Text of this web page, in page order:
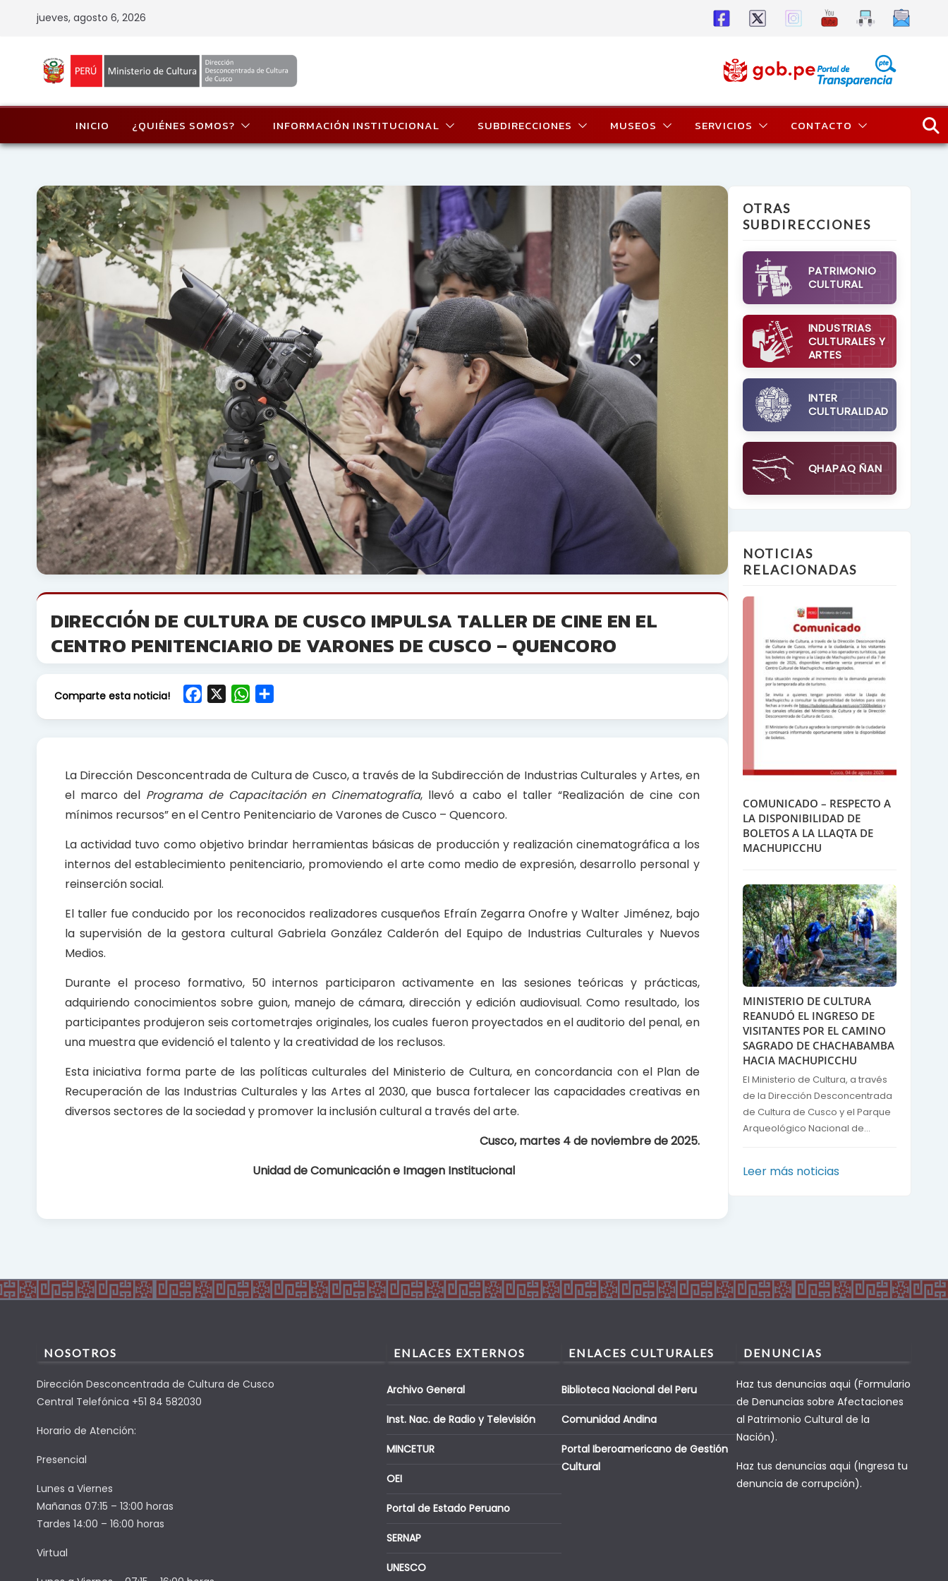
jueves, agosto 6, 2026
INICIO ¿QUIÉNES SOMOS? INFORMACIÓN INSTITUCIONAL SUBDIRECCIONES MUSEOS SERVICIOS CONTACTO
DIRECCIÓN DE CULTURA DE CUSCO IMPULSA TALLER DE CINE EN EL
CENTRO PENITENCIARIO DE VARONES DE CUSCO – QUENCORO
Comparte esta noticia!
k
W
p
p
La Dirección Desconcentrada de Cultura de Cusco, a través de la Subdirección de Industrias Culturales y Artes, en
el marco del Programa de Capacitación en Cinematografía, llevó a cabo el taller “Realización de cine con
mínimos recursos” en el Centro Penitenciario de Varones de Cusco – Quencoro.
La actividad tuvo como objetivo brindar herramientas básicas de producción y realización cinematográfica a los
internos del establecimiento penitenciario, promoviendo el arte como medio de expresión, desarrollo personal y
reinserción social.
El taller fue conducido por los reconocidos realizadores cusqueños Efraín Zegarra Onofre y Walter Jiménez, bajo
la supervisión de la gestora cultural Gabriela González Calderón del Equipo de Industrias Culturales y Nuevos
Medios.
Durante el proceso formativo, 50 internos participaron activamente en las sesiones teóricas y prácticas,
adquiriendo conocimientos sobre guion, manejo de cámara, dirección y edición audiovisual. Como resultado, los
participantes produjeron seis cortometrajes originales, los cuales fueron proyectados en el auditorio del penal, en
una muestra que evidenció el talento y la creatividad de los reclusos.
Esta iniciativa forma parte de las políticas culturales del Ministerio de Cultura, en concordancia con el Plan de
Recuperación de las Industrias Culturales y las Artes al 2030, que busca fortalecer las capacidades creativas en
diversos sectores de la sociedad y promover la inclusión cultural a través del arte.
Cusco, martes 4 de noviembre de 2025.
Unidad de Comunicación e Imagen Institucional
OTRAS
SUBDIRECCIONES
PATRIMONIO
CULTURAL
INDUSTRIAS
CULTURALES Y
ARTES
INTER
CULTURALIDAD
QHAPAQ ÑAN
NOTICIAS
RELACIONADAS
COMUNICADO – RESPECTO A
LA DISPONIBILIDAD DE
BOLETOS A LA LLAQTA DE
MACHUPICCHU
MINISTERIO DE CULTURA
REANUDÓ EL INGRESO DE
VISITANTES POR EL CAMINO
SAGRADO DE CHACHABAMBA
HACIA MACHUPICCHU
El Ministerio de Cultura, a través
de la Dirección Desconcentrada
de Cultura de Cusco y el Parque
Arqueológico Nacional de...
Leer más noticias
NOSOTROS
Dirección Desconcentrada de Cultura de Cusco
Central Telefónica +51 84 582030
Horario de Atención:
Presencial
Lunes a Viernes
Mañanas 07:15 – 13:00 horas
Tardes 14:00 – 16:00 horas
Virtual
ENLACES EXTERNOS
Archivo General
Inst. Nac. de Radio y Televisión
MINCETUR
OEI
Portal de Estado Peruano
SERNAP
UNESCO
ENLACES CULTURALES
Biblioteca Nacional del Peru
Comunidad Andina
Portal Iberoamericano de Gestión
Cultural
DENUNCIAS
Haz tus denuncias aqui (Formulario
de Denuncias sobre Afectaciones
al Patrimonio Cultural de la
Nación).
Haz tus denuncias aqui (Ingresa tu
denuncia de corrupción).